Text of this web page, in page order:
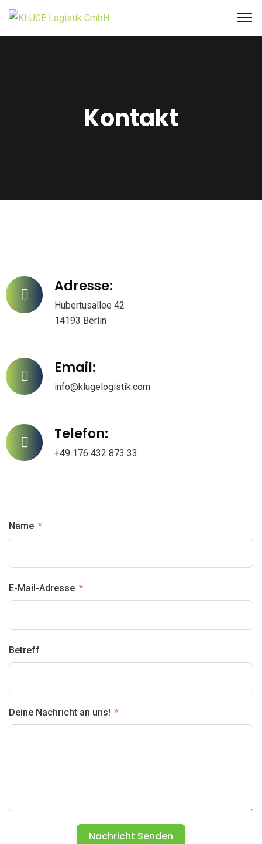
Kontakt
Adresse:
Hubertusallee 42
14193 Berlin
Email:
info@klugelogistik.com
Telefon:
+49 176 432 873 33
Name
E-Mail-Adresse
Betreff
Deine Nachricht an uns!
Nachricht Senden